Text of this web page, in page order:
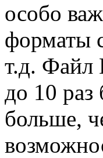
особо
форматы
т.д. Файл
до 10
больше,